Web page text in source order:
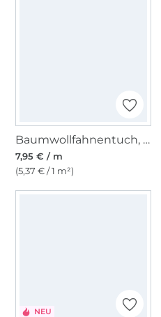
Baumwollfahnentuch, flieder
7,95 € / m
(5,37 € / 1 m²)
NEU